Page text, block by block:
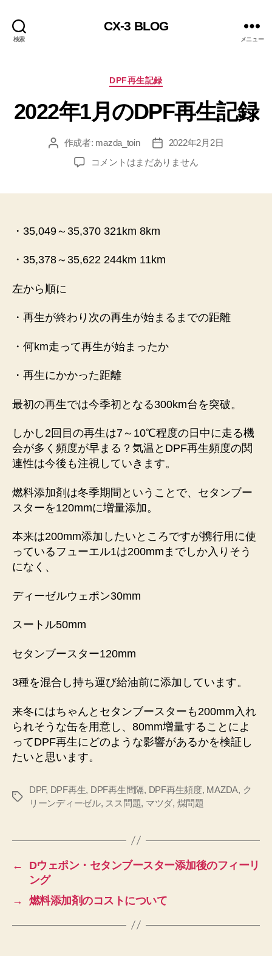
検索
CX-3 BLOG
メニュー
カ
ゴ
リ
DPF再生記録
2022年1月のDPF再生記録
投 作成者: mazda_toin
投
稿
日
2022年2月2日
2022
DPF
生
コメントはまだありません
・35,049～35,370 321km 8km
・35,378～35,622 244km 11km
左から順に
・再生が終わり次の再生が始まるまでの距離
・何km走って再生が始まったか
・再生にかかった距離
最初の再生では今季初となる300km台を突破。
しかし2回目の再生は7～10℃程度の日中に走る機
会が多く頻度が早まる？気温とDPF再生頻度の関
連性は今後も注視していきます。
燃料添加剤は冬季期間ということで、セタンブー
スターを120mmに増量添加。
本来は200mm添加したいところですが携行用に使
っているフューエル1は200mmまでしか入りそう
になく、
ディーゼルウェポン30mm
スートル50mm
セタンブースター120mm
3種を混合し持ち運び給油前に添加しています。
来冬にはちゃんとセタンブースターも200mm入れ
られそうな缶を用意し、80mm増量することによ
ってDPF再生にどのような影響があるかを検証し
たいと思います。
タ
DPF, DPF再生, DPF再生間隔, DPF再生頻度, MAZDA, ク
リーンディーゼル, スス問題, マツダ, 煤問題
←
Dウェポン・セタンブースター添加後のフィーリ
ング
→
燃料添加剤のコストについて